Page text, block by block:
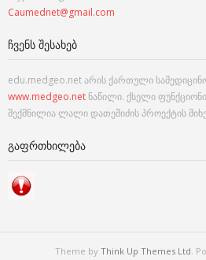
Caumednet@gmail.com
ᲩᲕᲔᲜᲡ ᲨᲔᲡᲐᲮᲔᲑ
edu.medgeo.net არის ქართული
www.medgeo.net ნაწილი. ქსელი
შექმნილია ლალი დათეშიძის პროექტის
ᲒᲐᲤᲠᲗᲮᲘᲚᲔᲑᲐ
Theme by Think Up Themes Ltd.